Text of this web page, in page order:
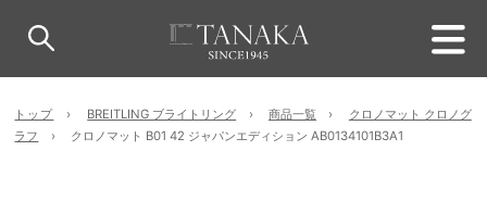
トップ BREITLING ブライトリング 商品一覧
クロノマット クロノグ
ラフ
クロノマット B01 42 ジャパンエディション AB0134101B3A1